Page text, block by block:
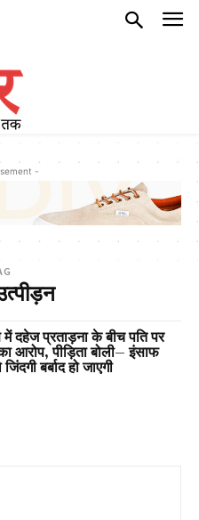
-
में दहेज प्रताड़ना के बीच पति पर
आरोप, पीड़िता बोली– इंसाफ
बर्बाद हो जाएगी